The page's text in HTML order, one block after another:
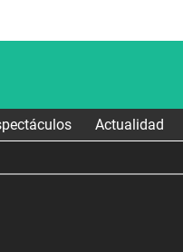
Actualidad